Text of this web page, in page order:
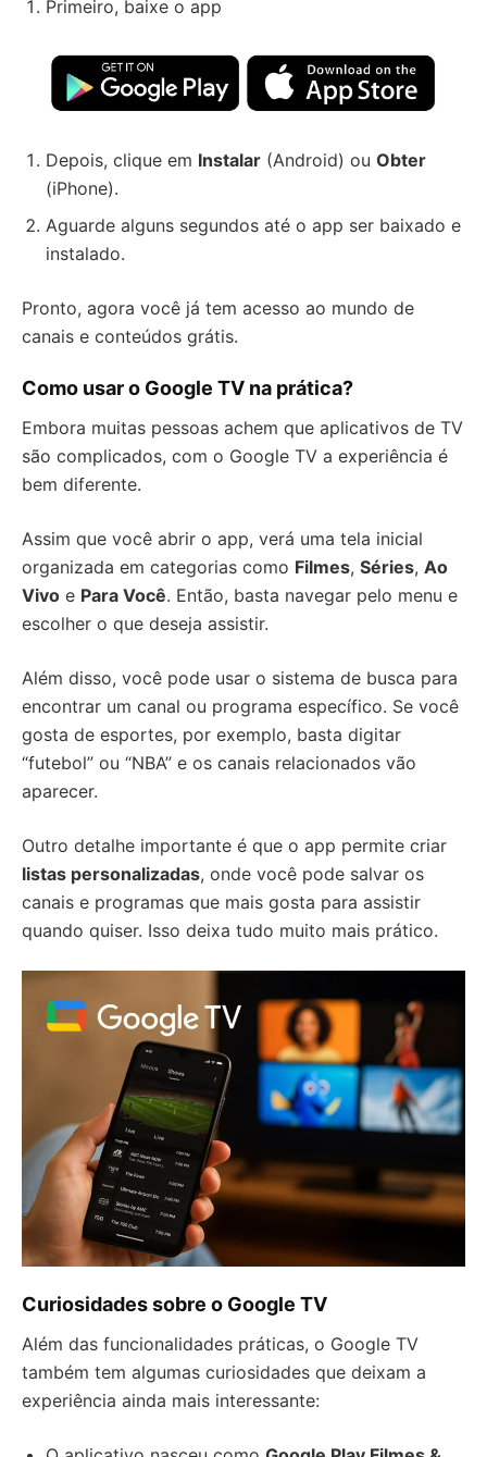
Primeiro, baixe o app
Depois, clique em Instalar (Android) ou Obter
(iPhone).
Aguarde alguns segundos até o app ser baixado e
instalado.
Pronto, agora você já tem acesso ao mundo de
canais e conteúdos grátis.
Como usar o Google TV na prática?
Embora muitas pessoas achem que aplicativos de TV
são complicados, com o Google TV a experiência é
bem diferente.
Assim que você abrir o app, verá uma tela inicial
organizada em categorias como Filmes, Séries, Ao
Vivo e Para Você. Então, basta navegar pelo menu e
escolher o que deseja assistir.
Além disso, você pode usar o sistema de busca para
encontrar um canal ou programa específico. Se você
gosta de esportes, por exemplo, basta digitar
“futebol” ou “NBA” e os canais relacionados vão
aparecer.
Outro detalhe importante é que o app permite criar
listas personalizadas, onde você pode salvar os
canais e programas que mais gosta para assistir
quando quiser. Isso deixa tudo muito mais prático.
Curiosidades sobre o Google TV
Além das funcionalidades práticas, o Google TV
também tem algumas curiosidades que deixam a
experiência ainda mais interessante: